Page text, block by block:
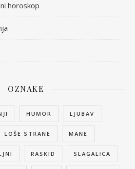
horoskop
OZNAKE
HUMOR LJUBAV
LOŠE STRANE MANE
RASKID SLAGALICA